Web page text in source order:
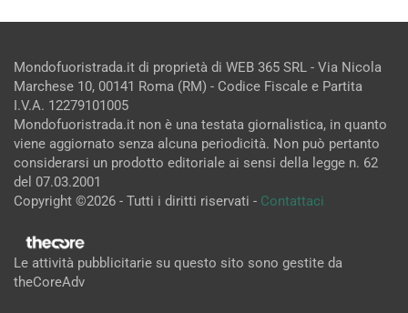
Mondofuoristrada.it di proprietà di WEB 365 SRL - Via Nicola
Marchese 10, 00141 Roma (RM) - Codice Fiscale e Partita
I.V.A. 12279101005
Mondofuoristrada.it non è una testata giornalistica, in quanto
viene aggiornato senza alcuna periodicità. Non può pertanto
considerarsi un prodotto editoriale ai sensi della legge n. 62
del 07.03.2001
Copyright ©2026 - Tutti i diritti riservati - Contattaci
Le attività pubblicitarie su questo sito sono gestite da
theCoreAdv